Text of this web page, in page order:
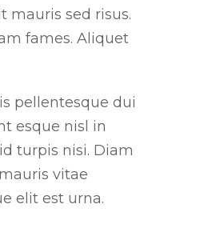
mauris sed risus.
fames. Aliquet
pellentesque dui
esque nisl in
turpis nisi. Diam
vitae
elit est urna.